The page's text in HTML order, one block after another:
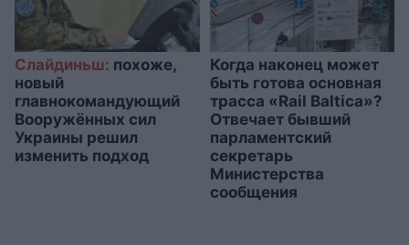
Слайдиньш: похоже,
новый
главнокомандующий
Вооружённых сил
Украины решил
изменить подход
Когда наконец может
быть готова основная
трасса «Rail Baltica»?
Отвечает бывший
парламентский
секретарь
Министерства
сообщения